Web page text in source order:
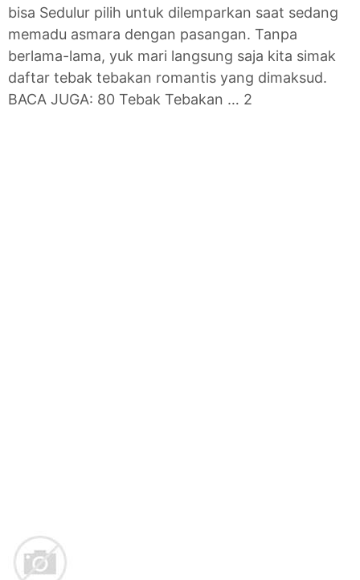
bisa Sedulur pilih untuk dilemparkan saat sedang
memadu asmara dengan pasangan. Tanpa
berlama-lama, yuk mari langsung saja kita simak
daftar tebak tebakan romantis yang dimaksud.
BACA JUGA: 80 Tebak Tebakan … 2